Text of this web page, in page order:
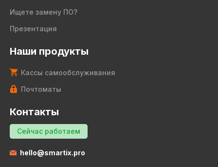
Ищете замену ПО?
Презентация
Наши продукты
Кассы самообслуживания
Почтоматы
Контакты
Сейчас работаем
hello@smartix.pro